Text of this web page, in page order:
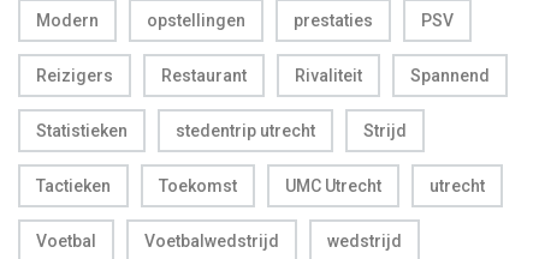
Modern opstellingen prestaties PSV
Reizigers Restaurant Rivaliteit Spannend
Statistieken stedentrip utrecht Strijd
Tactieken Toekomst UMC Utrecht utrecht
Voetbal Voetbalwedstrijd wedstrijd